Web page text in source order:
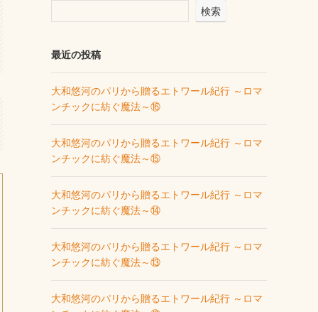
検索
最近の投稿
大和悠河のパリから贈るエトワール紀行 ～ロマ
ンチックに紡ぐ魔法～⑯
大和悠河のパリから贈るエトワール紀行 ～ロマ
ンチックに紡ぐ魔法～⑮
大和悠河のパリから贈るエトワール紀行 ～ロマ
ンチックに紡ぐ魔法～⑭
大和悠河のパリから贈るエトワール紀行 ～ロマ
ンチックに紡ぐ魔法～⑬
大和悠河のパリから贈るエトワール紀行 ～ロマ